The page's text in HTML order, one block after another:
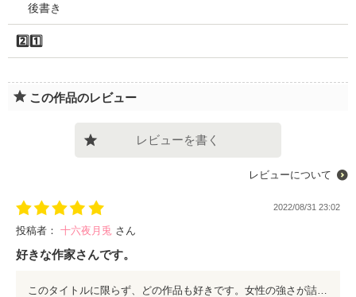
後書き
2️⃣1️⃣
この作品のレビュー
レビューを書く
レビューについて
2022/08/31 23:02
投稿者： 十六夜月兎 さん
好きな作家さんです。
このタイトルに限らず、どの作品も好きです。女性の強さが詰まってる！傷ついて、でも結局元サヤ作品が多い中、きちんと別れがあり、その先の幸せを見付ける、魅力的な女性の姿が素敵だし読んでてスッキリします。とっても応援してます！